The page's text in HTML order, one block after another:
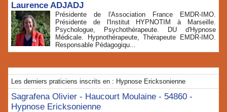
Laurence ADJADJ
Présidente de l'Association France EMDR-IMO.
Présidente de l'Institut HYPNOTIM à Marseille.
Psychologue, Psychothérapeute. DU d'Hypnose
Médicale. Hypnothérapeute, Thérapeute EMDR-IMO.
Responsable Pédagogiqu...
Les derniers praticiens inscrits en : Hypnose Ericksonienne
Sagrafena Olivier - Haucourt Moulaine - 54860 -
Hypnose Ericksonienne